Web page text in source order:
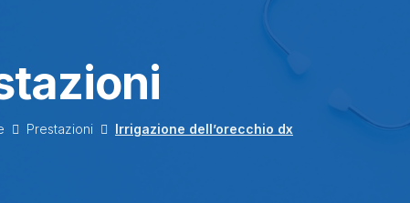
Prestazioni Irrigazione dell’orecchio dx